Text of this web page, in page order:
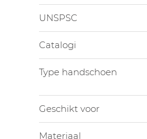
UNSPSC
Catalogi
Type handschoen
Geschikt voor
Materiaal